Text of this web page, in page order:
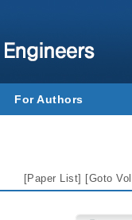
For Authors
[Paper List] [Goto